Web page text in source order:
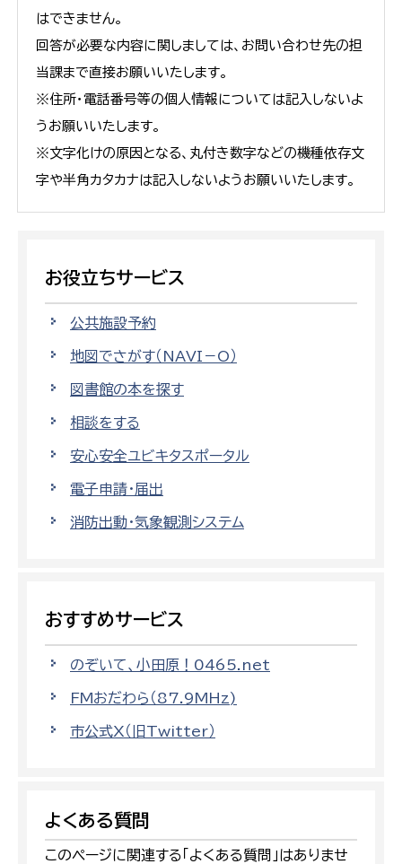
はできません。
回答が必要な内容に関しましては、お問い合わせ先の担
当課まで直接お願いいたします。
※住所・電話番号等の個人情報については記入しないよ
うお願いいたします。
※文字化けの原因となる、丸付き数字などの機種依存文
字や半角カタカナは記入しないようお願いいたします。
お役立ちサービス
公共施設予約
地図でさがす（NAVI－O）
図書館の本を探す
相談をする
安心安全ユビキタスポータル
電子申請・届出
消防出動・気象観測システム
おすすめサービス
のぞいて、小田原！0465.net
FMおだわら（87.9MHz)
市公式X（旧Twitter）
よくある質問
このページに関連する「よくある質問」はありませ